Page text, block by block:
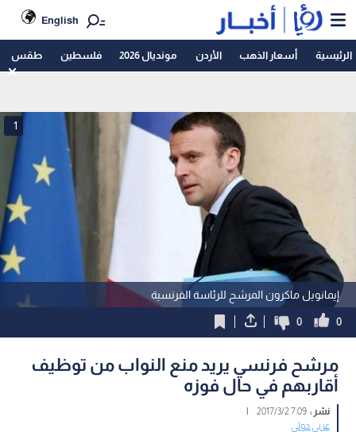
English
الرئيسية أسعار الذهب الأردن مونديال 2026 فلسطين طقس
إيمانويل ماكرون المرشح للرئاسة الفرنسية
1
0
0
مرشح فرنسي يريد منع النواب من توظيف
أقاربهم في حال فوزه
نشر :7:09 2017/3/2
|
عربي دولي